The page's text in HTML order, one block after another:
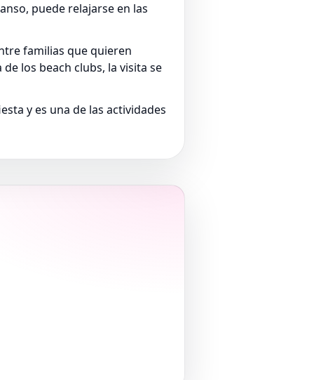
puede relajarse en las
familias que quieren
los beach clubs, la visita se
y es una de las actividades